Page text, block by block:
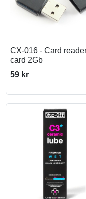
CX-016 - Card
card 2Gb
59 kr